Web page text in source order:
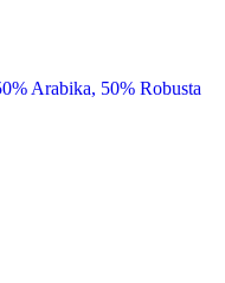
Arabika, 50% Robusta